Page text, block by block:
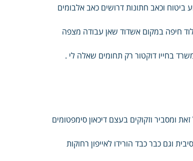
ביטוח וכאב חתונות דרושים כאב אלבומים
לוד חיפה במקום אשדוד שאן עבודה מצפה
בחייו דוקטור רק תחומים שאלה לי .
ומסביר וזקוקים בעצם דיכאון סימפטומים
וגם כבר כבד הורידו לאייפון רחוקות